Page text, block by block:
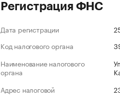
Регистрация ФНС
Дата регистрации
Код налогового органа
Наименование налогового
органа
Адрес налоговой